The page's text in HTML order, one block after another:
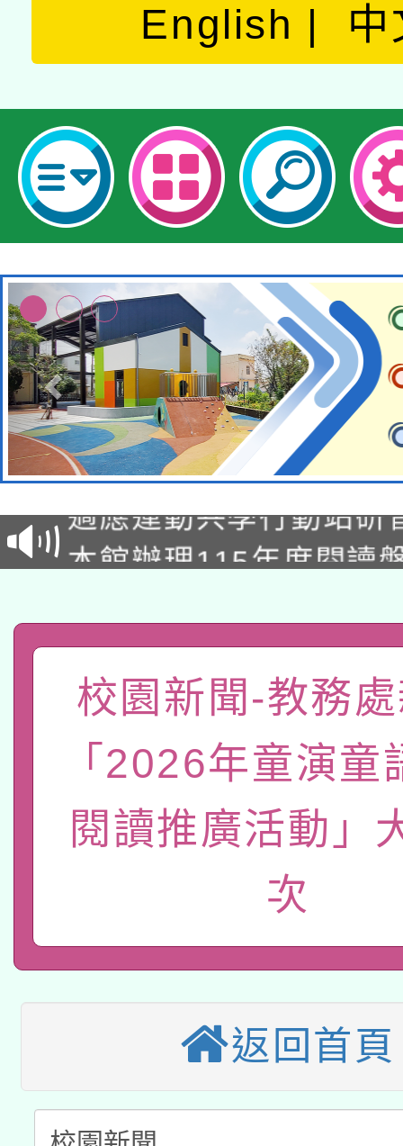
English 中
本校115學年度第2次
招甄選結果公告(無人
招)
本館辦理115年度閱讀
礎課程
「數位內容與教學軟
有關大陸委員會函釋公
薪期間赴陸應申請許可
轉知經濟部水利署委託
業技術研究院辦理「
用水績優單位及節水達
115年8月22日(星期六
桃園市孔廟祈福系列
本校115學年度第2次
招甄選結果公告(無人
招)
適應運動共學行動站研
本館辦理115年度閱讀
暨閱讀推動專業研習
科技賦能─人工智慧
礎課程
A3數位素養講師名單
「數位內容與教學軟體
校園新聞-教務
「2026年童演童
閱讀推廣活動」
次
返回首頁